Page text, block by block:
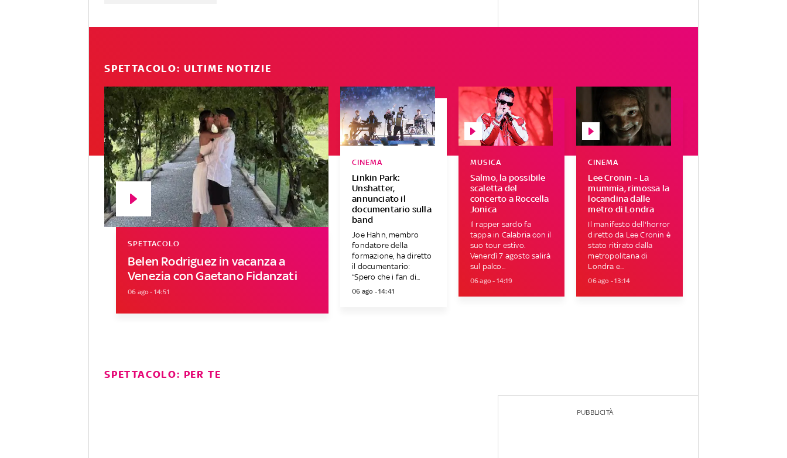
SPETTACOLO: ULTIME NOTIZIE
Belen Rodriguez in vacanza a
Venezia con Gaetano Fidanzati
SPETTACOLO
06 ago - 14:51
Linkin Park:
Unshatter,
annunciato il
documentario sulla
band
CINEMA
Joe Hahn, membro
fondatore della
formazione, ha diretto
il documentario:
“Spero che i fan di...
06 ago - 14:41
Salmo, la possibile
scaletta del
concerto a Roccella
Jonica
MUSICA
Il rapper sardo fa
tappa in Calabria con il
suo tour estivo.
Venerdì 7 agosto salirà
sul palco...
06 ago - 14:19
Lee Cronin - La
mummia, rimossa la
locandina dalle
metro di Londra
CINEMA
Il manifesto dell'horror
diretto da Lee Cronin è
stato ritirato dalla
metropolitana di
Londra e...
06 ago - 13:14
SPETTACOLO: PER TE
PUBBLICITÀ